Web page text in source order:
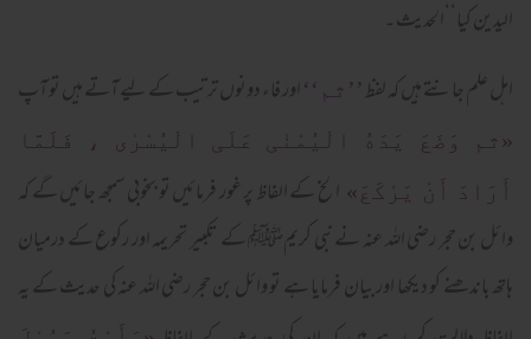
الیدین کیا‘‘الحدیث ۔
اہل علم جانتے ہیں کہ لفظ ’’ثم‘‘ اور فاء دونوں ترتیب کے لیے آتے ہیں تو آپ
«ثم وَضَعَ يَدَهُ الْيُمْنٰی عَلَی الْيُسْرٰی ، فَلَمَّا
أَرَادَ أَنْ يَرْکَعَ»
الخ کے الفاظ پر غور فرمائیں تو بخوبی سمجھ جائیں گے کہ
وائل بن حجر رضی اللہ عنہ نے نبی کریمﷺ کے تکبیر تحریمہ اور رکوع کے درمیان
ہاتھ باندھنے کو دیکھا اور بیان فرمایا ہے تو وائل بن حجر رضی اللہ عنہ کی حدیث کے یہ